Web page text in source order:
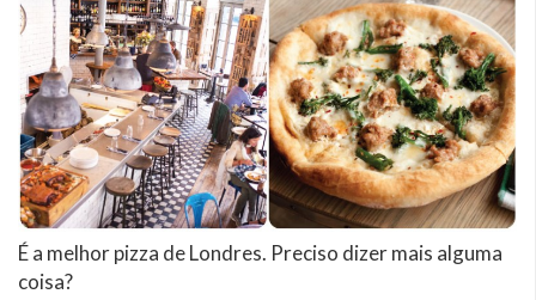
É a melhor pizza de Londres. Preciso dizer mais alguma
coisa?